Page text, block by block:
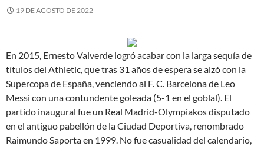
19 DE AGOSTO DE 2022
En 2015, Ernesto Valverde logró acabar con la larga sequía de
títulos del Athletic, que tras 31 años de espera se alzó con la
Supercopa de España, venciendo al F. C. Barcelona de Leo
Messi con una contundente goleada (5-1 en el goblal). El
partido inaugural fue un Real Madrid-Olympiakos disputado
en el antiguo pabellón de la Ciudad Deportiva, renombrado
Raimundo Saporta en 1999. No fue casualidad del calendario,